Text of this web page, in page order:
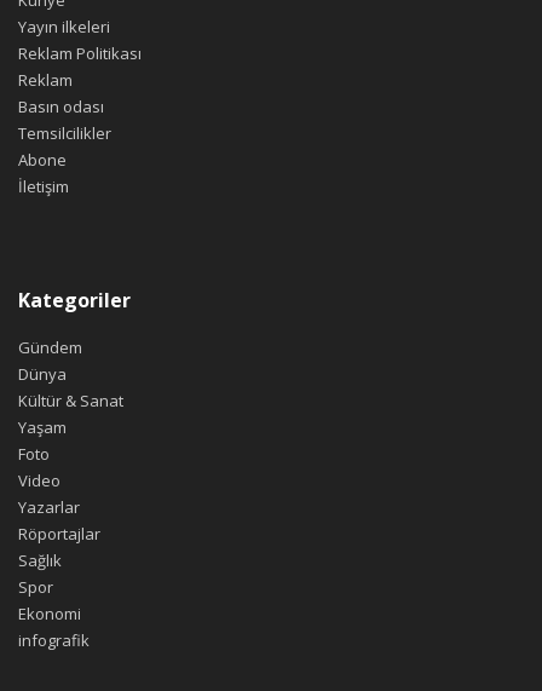
Yayın ilkeleri
Reklam Politikası
Reklam
Basın odası
Temsilcilikler
Abone
İletişim
Kategoriler
Gündem
Dünya
Kültür & Sanat
Yaşam
Foto
Video
Yazarlar
Röportajlar
Sağlık
Spor
Ekonomi
infografik